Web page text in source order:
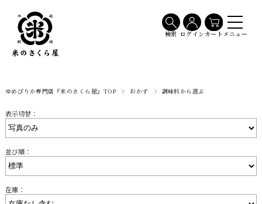
検索 ログイン カート メニュー
ゆめぴりか専門店『米のさくら屋』TOP おかず 調味料から選ぶ
表示切替：
並び順：
在庫：